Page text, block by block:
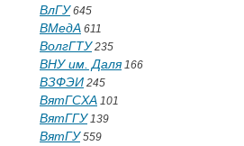
ВлГУ645
ВМедА 611
ВолгГТУ235
ВНУ им. Даля166
ВЗФЭИ 245
ВятГСХА 101
ВятГГУ139
ВятГУ559